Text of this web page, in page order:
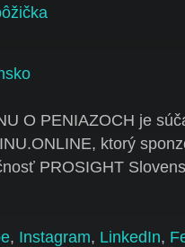
O PENIAZOCH je
ktorý
PROSIGHT
, Instagram, LinkedIn,